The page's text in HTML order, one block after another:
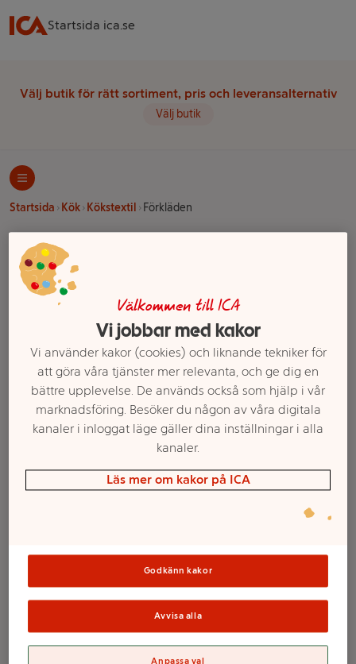
Startsida ica.se
Välj butik för rätt sortiment, pris och leveransalternativ
Välj butik
Startsida Kök Kökstextil Förkläden
Ett exempel på onlinesortiment visas.
Förkläden
Onesize ICA
Mer info
fruktsamling Svart 1-p
Mer info
Välkommen till ICA
Vi jobbar med kakor
Vi använder kakor (cookies) och liknande tekniker för
att göra våra tjänster mer relevanta, och ge dig en
bättre upplevelse. De används också som hjälp i vår
marknadsföring. Besöker du någon av våra digitala
kanaler i inloggat läge gäller dina inställningar i alla
kanaler.
Läs mer om kakor på ICA
Godkänn kakor
Avvisa alla
Anpassa val